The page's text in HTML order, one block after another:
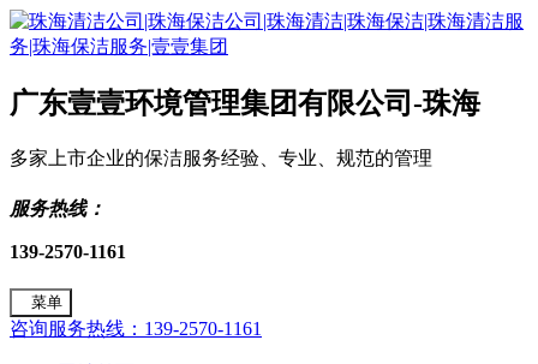
广东壹壹环境管理集团有限公司-珠海
多家上市企业的保洁服务经验、专业、规范的管理
服务热线：
139-2570-1161
菜单
咨询服务热线：139-2570-1161